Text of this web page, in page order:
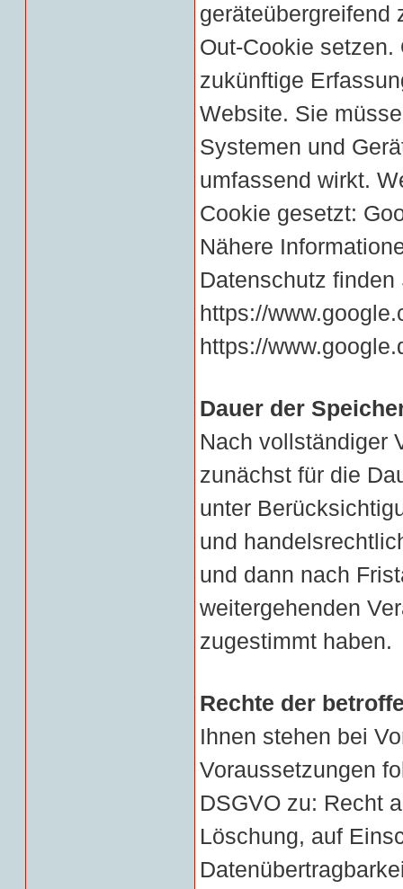
geräteübergreifend
Out-Cookie
zukünftige
Website. Sie
Systemen und
umfassend wirkt.
Cookie gesetzt:
Nähere
Datenschutz finden
https://
https://
Dauer der
Nach vollständiger
zunächst für die
unter
und
und dann nach
weitergehenden
zugestimmt haben.
Rechte der
Ihnen stehen bei
Voraussetzungen
DSGVO zu: Recht
Löschung, auf